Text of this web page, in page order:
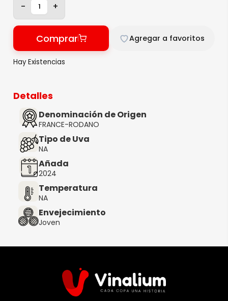
- +
Comprar Agregar a favoritos
Hay Existencias
Detalles
Denominación de Origen
FRANCE-RODANO
Tipo de Uva
NA
Añada
2024
Temperatura
NA
Envejecimiento
Joven